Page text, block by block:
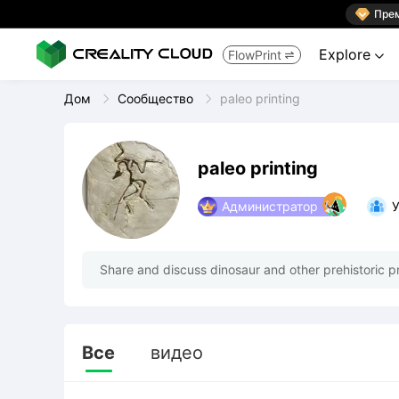

FlowPrint  Explore 
Дом Сообщество paleo printing
paleo printing
Администратор
Share and discuss dinosaur and other prehistoric
Все видео